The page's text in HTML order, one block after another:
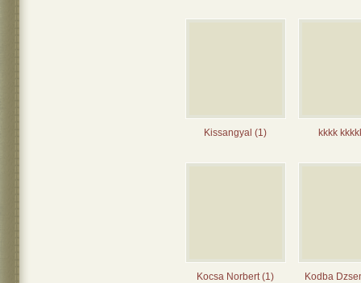
Kissangyal (1) kkkk
Kocsa Norbert (1) Kodba